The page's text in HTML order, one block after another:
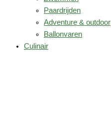
Paardrijden
Adventure & outdoor
Ballonvaren
Culinair